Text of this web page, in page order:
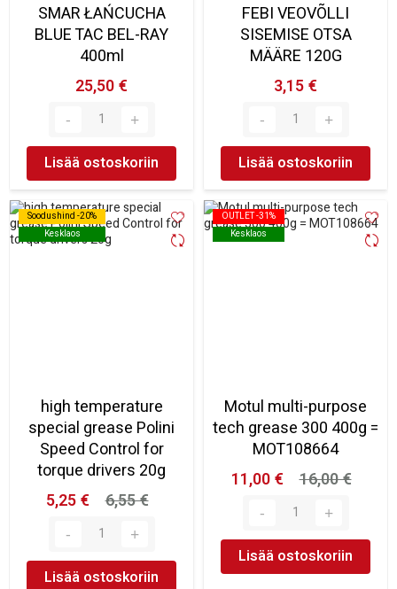
SMAR ŁAŃCUCHA
BLUE TAC BEL-RAY
400ml
25,50 €
Lisää ostoskoriin
FEBI VEOVÕLLI
SISEMISE OTSA
MÄÄRE 120G
3,15 €
Lisää ostoskoriin
Soodushind -20%
Kesklaos
Soodushind -20%
Kesklaos
high temperature
special grease Polini
Speed Control for
torque drivers 20g
5,25 €
6,55 €
Lisää ostoskoriin
OUTLET -31%
Kesklaos
OUTLET -31%
Kesklaos
Motul multi-purpose
tech grease 300 400g =
MOT108664
11,00 €
16,00 €
Lisää ostoskoriin